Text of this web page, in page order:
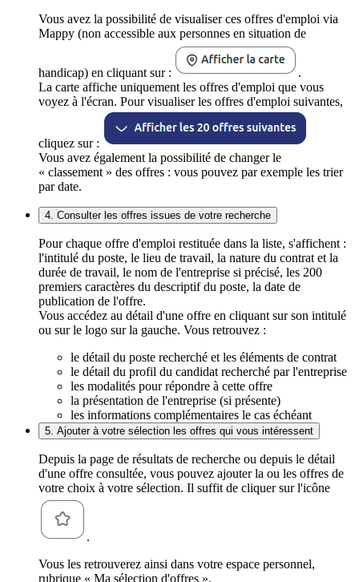
Vous avez la possibilité de visualiser ces offres d'emploi via
Mappy (non accessible aux personnes en situation de
handicap) en cliquant sur :
.
La carte affiche uniquement les offres d'emploi que vous
voyez à l'écran. Pour visualiser les offres d'emploi suivantes,
cliquez sur :
Vous avez également la possibilité de changer le
« classement » des offres : vous pouvez par exemple les trier
par date.
4. Consulter les offres issues de votre recherche
Pour chaque offre d'emploi restituée dans la liste, s'affichent :
l'intitulé du poste, le lieu de travail, la nature du contrat et la
durée de travail, le nom de l'entreprise si précisé, les 200
premiers caractères du descriptif du poste, la date de
publication de l'offre.
Vous accédez au détail d'une offre en cliquant sur son intitulé
ou sur le logo sur la gauche. Vous retrouvez :
le détail du poste recherché et les éléments de contrat
le détail du profil du candidat recherché par l'entreprise
les modalités pour répondre à cette offre
la présentation de l'entreprise (si présente)
les informations complémentaires le cas échéant
5. Ajouter à votre sélection les offres qui vous intéressent
Depuis la page de résultats de recherche ou depuis le détail
d'une offre consultée, vous pouvez ajouter la ou les offres de
votre choix à votre sélection. Il suffit de cliquer sur l'icône
.
Vous les retrouverez ainsi dans votre espace personnel,
rubrique « Ma sélection d'offres ».